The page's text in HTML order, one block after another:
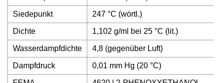
Siedepunkt 247 °C (wörtl.)
Dichte 1,102 g/ml bei 25 °C (lit.)
Wasserdampfdichte 4,8 (gegenüber Luft)
Dampfdruck 0,01 mm Hg (20 °C)